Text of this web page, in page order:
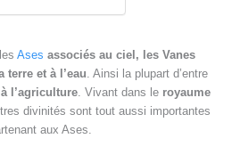
Ases associés au ciel, les Vanes
terre et à l’eau . Ainsi la plupart d’entre
l’agriculture . Vivant dans le royaume
divinités sont tout aussi importantes
aux Ases.